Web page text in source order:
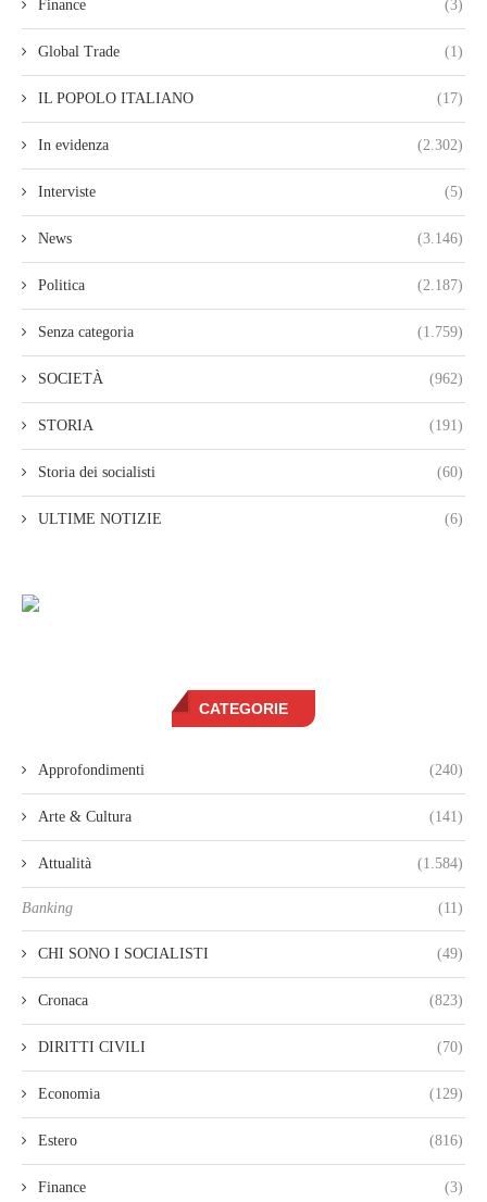
Finance (3)
Global Trade (1)
IL POPOLO ITALIANO (17)
In evidenza (2.302)
Interviste (5)
News (3.146)
Politica (2.187)
Senza categoria (1.759)
SOCIETÀ (962)
STORIA (191)
Storia dei socialisti (60)
ULTIME NOTIZIE (6)
CATEGORIE
Approfondimenti (240)
Arte & Cultura (141)
Attualità (1.584)
Banking (11)
CHI SONO I SOCIALISTI (49)
Cronaca (823)
DIRITTI CIVILI (70)
Economia (129)
Estero (816)
Finance (3)